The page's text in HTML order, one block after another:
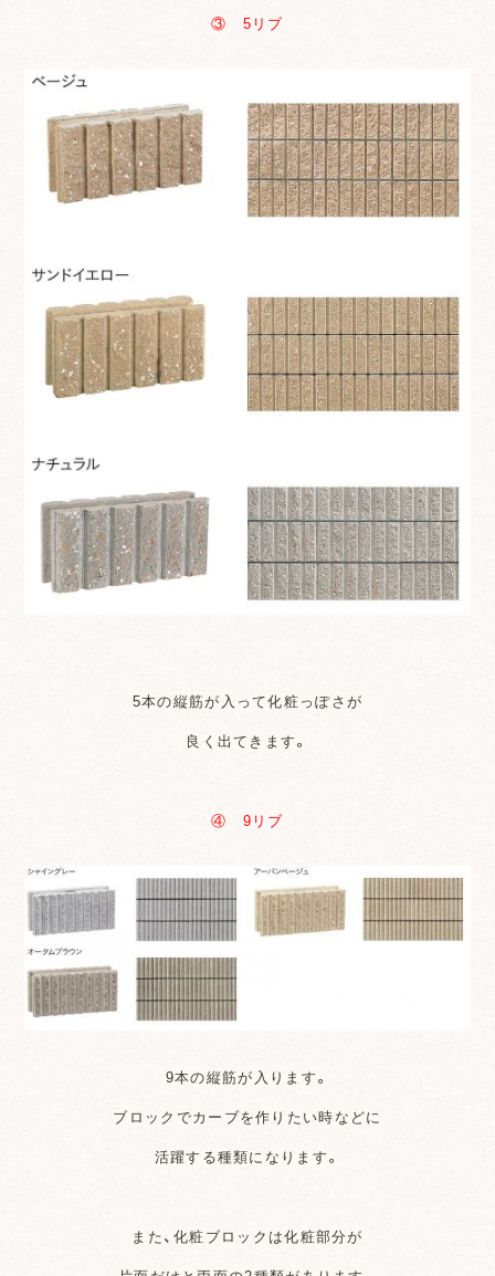
③ 5リブ
5本の縦筋が入って化粧っぽさが
良く出てきます。
④ 9リブ
9本の縦筋が入ります。
ブロックでカーブを作りたい時などに
活躍する種類になります。
また、化粧ブロックは化粧部分が